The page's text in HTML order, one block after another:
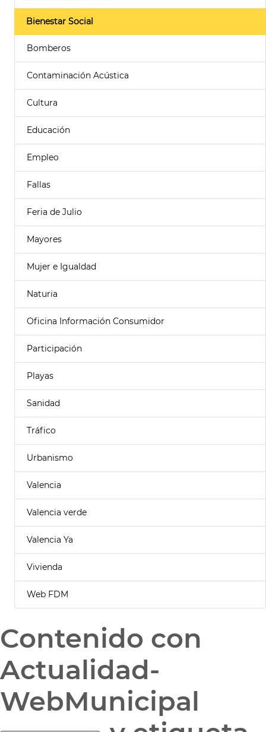
Bienestar Social
Bomberos
Contaminación Acústica
Cultura
Educación
Empleo
Fallas
Feria de Julio
Mayores
Mujer e Igualdad
Naturia
Oficina Información Consumidor
Participación
Playas
Sanidad
Tráfico
Urbanismo
Valencia
Valencia verde
Valencia Ya
Vivienda
Web FDM
Contenido con
Actualidad-
WebMunicipal